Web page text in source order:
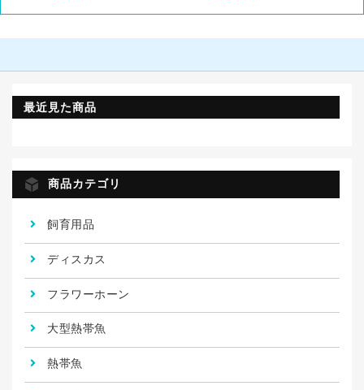
最近見た商品
商品カテゴリ
飼育用品
ディスカス
フラワーホーン
大型熱帯魚
熱帯魚